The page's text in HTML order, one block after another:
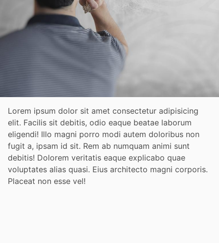
Lorem ipsum dolor sit amet consectetur adipisicing
elit. Facilis sit debitis, odio eaque beatae laborum
eligendi! Illo magni porro modi autem doloribus non
fugit a, ipsam id sit. Rem ab numquam animi sunt
debitis! Dolorem veritatis eaque explicabo quae
voluptates alias quasi. Eius architecto magni corporis.
Placeat non esse vel!